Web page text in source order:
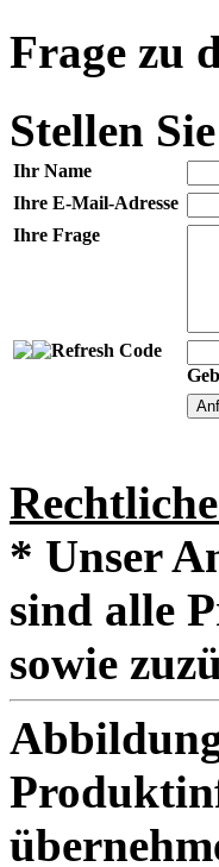
Frage zu
Stellen
Ihr Name
Ihre E-Mail-Adresse
Ihre Frage
* Unser
sind alle
sowie